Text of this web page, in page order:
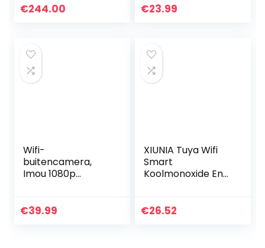
Verlichting,
€244.00
Smartwares FGA-
€23.99
Wifi-
buitencamera,
Imou 1080p
menselijke
€39.99
XIUNIA Tuya Wifi
Smart
Koolmonoxide En
Nauwkeurigheid Co
€26.52